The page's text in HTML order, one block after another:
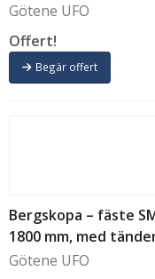
Götene UFO
Offert!
Begär offert
Bergskopa – fäste
1800 mm, med
Götene UFO